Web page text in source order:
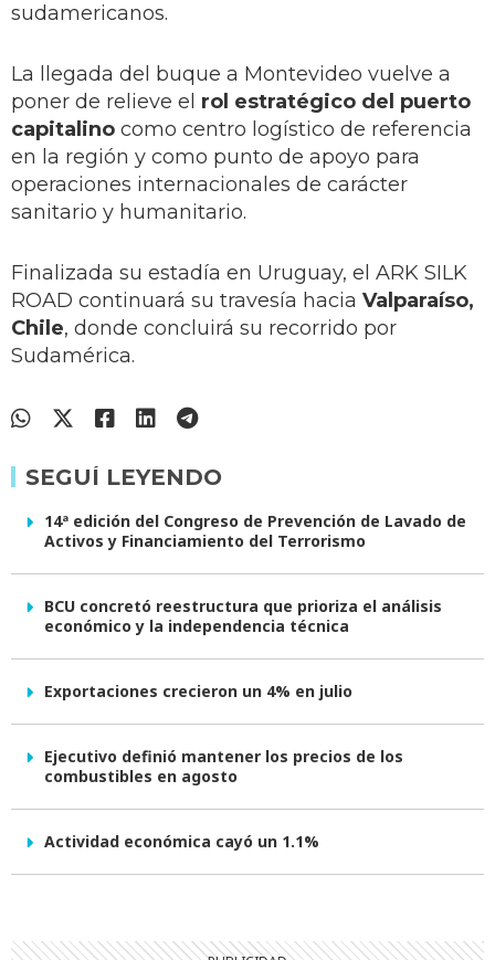
sudamericanos.
La llegada del buque a Montevideo vuelve a
poner de relieve el rol estratégico del puerto
capitalino como centro logístico de referencia
en la región y como punto de apoyo para
operaciones internacionales de carácter
sanitario y humanitario.
Finalizada su estadía en Uruguay, el ARK SILK
ROAD continuará su travesía hacia Valparaíso,
Chile, donde concluirá su recorrido por
Sudamérica.
SEGUÍ LEYENDO
14ª edición del Congreso de Prevención de Lavado de
Activos y Financiamiento del Terrorismo
BCU concretó reestructura que prioriza el análisis
económico y la independencia técnica
Exportaciones crecieron un 4% en julio
Ejecutivo definió mantener los precios de los
combustibles en agosto
Actividad económica cayó un 1.1%